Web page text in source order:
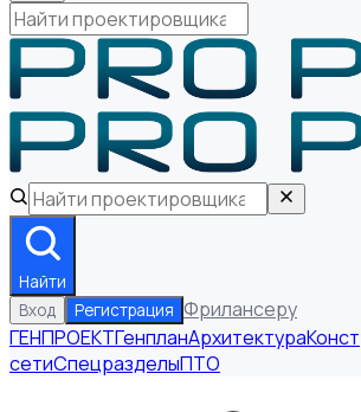
Найти
Вход
Регистрация Фрилансеру
ГЕНПРОЕКТГенпланАрхитектура
сетиСпецразделыПТО